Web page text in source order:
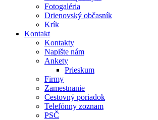
Fotogaléria
Drienovský občasník
Krík
Kontakt
Kontakty
Napište nám
Ankety
Prieskum
Firmy
Zamestnanie
Cestovný poriadok
Telefónny zoznam
PSČ